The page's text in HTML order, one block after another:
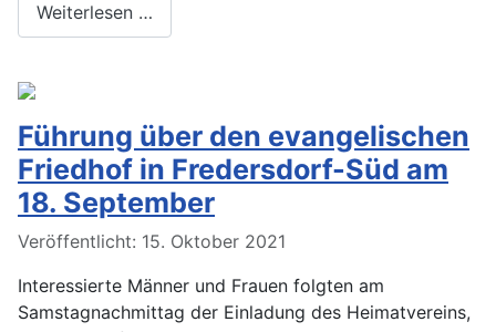
Weiterlesen …
Führung über den evangelischen
Friedhof in Fredersdorf-Süd am
18. September
Veröffentlicht: 15. Oktober 2021
Interessierte Männer und Frauen folgten am
Samstagnachmittag der Einladung des Heimatvereins,